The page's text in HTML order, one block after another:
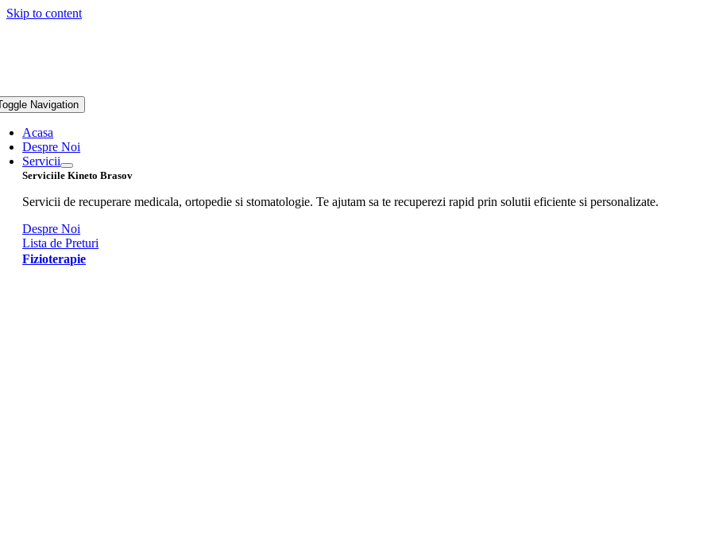
Skip to content
Navigation
Acasa
Despre Noi
Servicii
Serviciile Kineto Brasov
Servicii de recuperare medicala, ortopedie si stomatologie. Te ajutam sa te recuperezi rapid prin solutii eficiente si personalizate.
Despre Noi
Lista de Preturi
Fizioterapie